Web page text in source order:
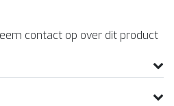
contact op over dit product